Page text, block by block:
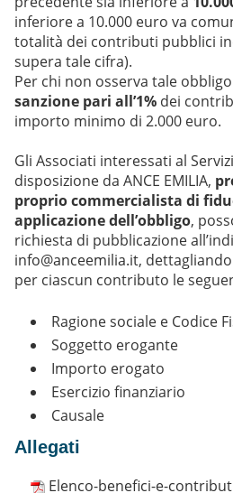
inferiore a 10.000 euro va
totalità dei contributi pubblici
supera tale cifra).
Per chi non osserva tale
sanzione pari all’1% dei
importo minimo di 2.000 euro.
Gli Associati interessati al
disposizione da ANCE EMILIA,
proprio commercialista di
applicazione dell’obbligo,
richiesta di pubblicazione
info@anceemilia.it, dettagliando
per ciascun contributo le
Ragione sociale e Codice
Soggetto erogante
Importo erogato
Esercizio finanziario
Causale
Allegati
Elenco-benefici-e-